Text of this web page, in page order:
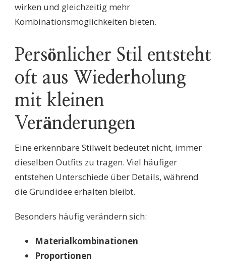
wirken und gleichzeitig mehr
Kombinationsmöglichkeiten bieten.
Persönlicher Stil entsteht
oft aus Wiederholung
mit kleinen
Veränderungen
Eine erkennbare Stilwelt bedeutet nicht, immer
dieselben Outfits zu tragen. Viel häufiger
entstehen Unterschiede über Details, während
die Grundidee erhalten bleibt.
Besonders häufig verändern sich:
Materialkombinationen
Proportionen